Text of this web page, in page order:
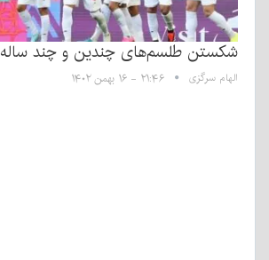
شکستن طلسم‌های چندین و چند ساله
الهام سرگزی ۲۱:۴۶ - ۱۶ بهمن ۱۴۰۲